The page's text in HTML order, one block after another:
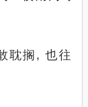
耽搁, 也往